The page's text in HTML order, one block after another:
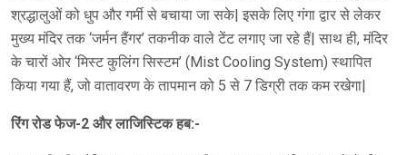
श्रद्धालुओं को धुप और गर्मी से बचाया जा सके| इसके लिए गंगा द्वार से लेकर
मुख्य मंदिर तक ‘जर्मन हैंगर’ तकनीक वाले टेंट लगाए जा रहे हैं| साथ ही, मंदिर
के चारों ओर ‘मिस्ट कुलिंग सिस्टम’ (Mist Cooling System) स्थापित
किया गया हैं, जो वातावरण के तापमान को 5 से 7 डिग्री तक कम रखेगा|
रिंग रोड फेज-2 और लाजिस्टिक हब:-